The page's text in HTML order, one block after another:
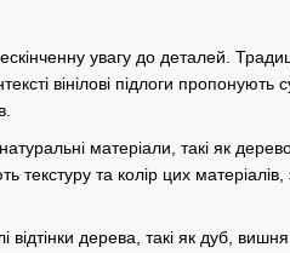
увагу до деталей.
вінілові підлоги
матеріали, такі як
текстуру та колір цих
дерева, такі як дуб,